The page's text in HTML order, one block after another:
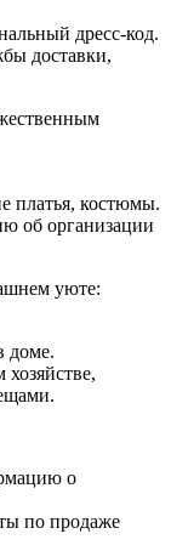
дресс-код.
доставки,
платья, костюмы.
об организации
уюте:
доме.
о
по продаже